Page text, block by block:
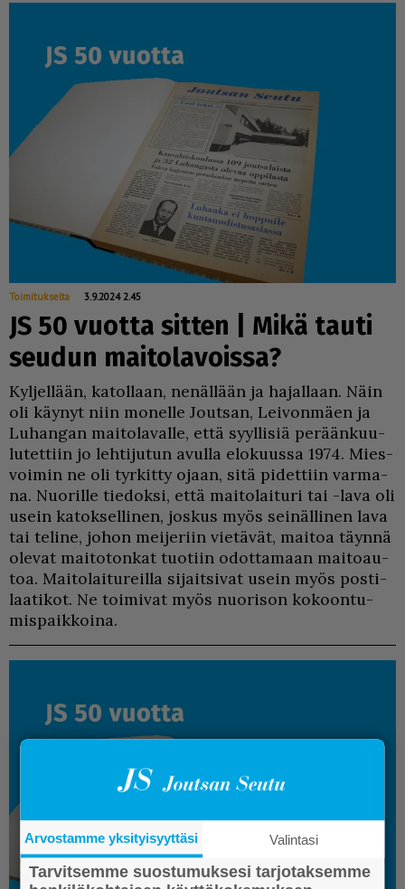
Toimitukselta 3.9.2024 2.45
JS 50 vuotta sitten | Mikä tauti
seudun maitolavoissa?
Kyl­jel­lään, ka­tol­laan, ne­näl­lään ja ha­jal­laan. Näin
oli käy­nyt niin mo­nel­le Jout­san, Lei­von­mä­en ja
Lu­han­gan mai­to­la­val­le, et­tä syyl­li­siä pe­rään­kuu­
lu­tet­tiin jo leh­ti­ju­tun avul­la elo­kuus­sa 1974. Mies­
voi­min ne oli tyr­kit­ty ojaan, sitä pi­det­tiin var­ma­
na. Nuo­ril­le tie­dok­si, et­tä mai­to­lai­tu­ri tai -lava oli
usein ka­tok­sel­li­nen, jos­kus myös sei­näl­li­nen lava
tai te­li­ne, jo­hon mei­je­riin vie­tä­vät, mai­toa täyn­nä
ole­vat mai­to­ton­kat tuo­tiin odot­ta­maan mai­to­au­
toa. Mai­to­lai­tu­reil­la si­jait­si­vat usein myös pos­ti­
laa­ti­kot. Ne toi­mi­vat myös nuo­ri­son ko­koon­tu­
mis­paik­koi­na.
Arvostamme yksityisyyttäsi Valintasi
Tarvitsemme suostumuksesi tarjotaksemme